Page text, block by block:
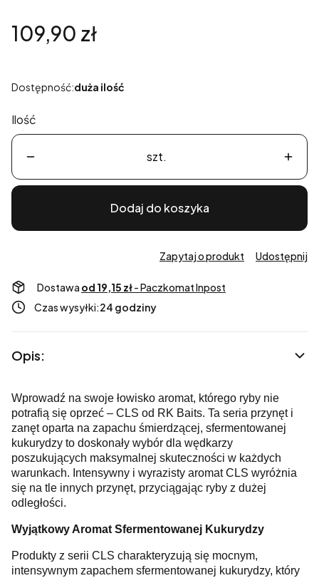
Cena
109,90 zł
Dostępność:duża ilość
Ilość
szt.
Dodaj do koszyka
Zapytaj o produkt Udostępnij
Dostawa od 19,15 zł- Paczkomat Inpost
Czas wysyłki:24 godziny
Opis:
Wprowadź na swoje łowisko aromat, którego ryby nie
potrafią się oprzeć – CLS od RK Baits. Ta seria przynęt i
zanęt oparta na zapachu śmierdzącej, sfermentowanej
kukurydzy to doskonały wybór dla wędkarzy
poszukujących maksymalnej skuteczności w każdych
warunkach. Intensywny i wyrazisty aromat CLS wyróżnia
się na tle innych przynęt, przyciągając ryby z dużej
odległości.
Wyjątkowy Aromat Sfermentowanej Kukurydzy
Produkty z serii CLS charakteryzują się mocnym,
intensywnym zapachem sfermentowanej kukurydzy, który